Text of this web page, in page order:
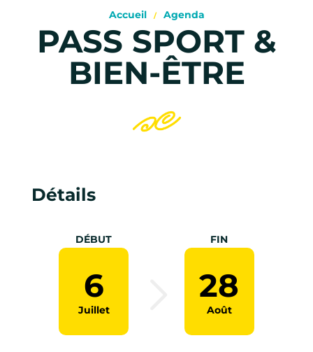
Accueil Agenda
PASS SPORT &
BIEN-ÊTRE
Détails
DÉBUT
6
Juillet
FIN
28
Août